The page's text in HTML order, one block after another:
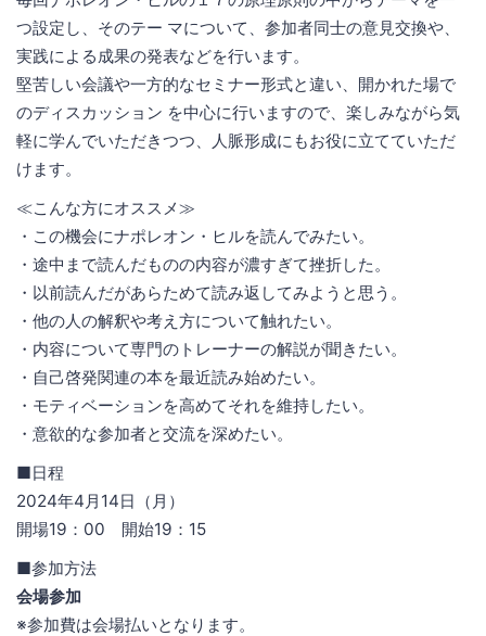
つ設定し、そのテー マについて、参加者同士の意見交換や、
実践による成果の発表などを行います。
堅苦しい会議や一方的なセミナー形式と違い、開かれた場で
のディスカッション を中心に行いますので、楽しみながら気
軽に学んでいただきつつ、人脈形成にもお役に立てていただ
けます。
≪こんな方にオススメ≫
・この機会にナポレオン・ヒルを読んでみたい。
・途中まで読んだものの内容が濃すぎて挫折した。
・以前読んだがあらためて読み返してみようと思う。
・他の人の解釈や考え方について触れたい。
・内容について専門のトレーナーの解説が聞きたい。
・自己啓発関連の本を最近読み始めたい。
・モティベーションを高めてそれを維持したい。
・意欲的な参加者と交流を深めたい。
■日程
2024年4月14日（月）
開場19：00 開始19：15
■参加方法
会場参加
※参加費は会場払いとなります。